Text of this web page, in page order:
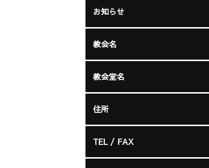
お知らせ
教会名
教会堂名
住所
TEL / FAX